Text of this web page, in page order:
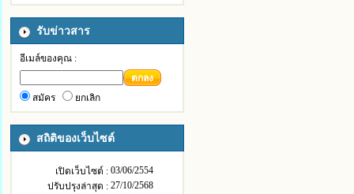
รับข่าวสาร
อีเมล์ของคุณ :
ตกลง
สมัคร
ยกเลิก
สถิติของเว็บไซต์
เปิดเว็บไซต์ : 03/06/2554
ปรับปรุงล่าสุด : 27/10/2568